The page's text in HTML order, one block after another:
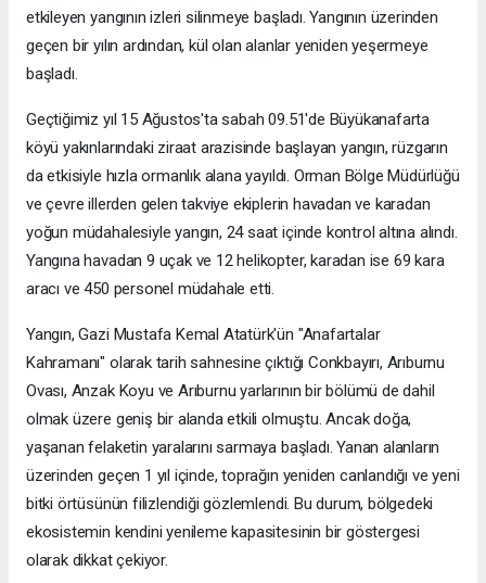
etkileyen yangının izleri silinmeye başladı. Yangının üzerinden
geçen bir yılın ardından, kül olan alanlar yeniden yeşermeye
başladı.
Geçtiğimiz yıl 15 Ağustos'ta sabah 09.51'de Büyükanafarta
köyü yakınlarındaki ziraat arazisinde başlayan yangın, rüzgarın
da etkisiyle hızla ormanlık alana yayıldı. Orman Bölge Müdürlüğü
ve çevre illerden gelen takviye ekiplerin havadan ve karadan
yoğun müdahalesiyle yangın, 24 saat içinde kontrol altına alındı.
Yangına havadan 9 uçak ve 12 helikopter, karadan ise 69 kara
aracı ve 450 personel müdahale etti.
Yangın, Gazi Mustafa Kemal Atatürk'ün "Anafartalar
Kahramanı" olarak tarih sahnesine çıktığı Conkbayırı, Arıburnu
Ovası, Anzak Koyu ve Arıburnu yarlarının bir bölümü de dahil
olmak üzere geniş bir alanda etkili olmuştu. Ancak doğa,
yaşanan felaketin yaralarını sarmaya başladı. Yanan alanların
üzerinden geçen 1 yıl içinde, toprağın yeniden canlandığı ve yeni
bitki örtüsünün filizlendiği gözlemlendi. Bu durum, bölgedeki
ekosistemin kendini yenileme kapasitesinin bir göstergesi
olarak dikkat çekiyor.